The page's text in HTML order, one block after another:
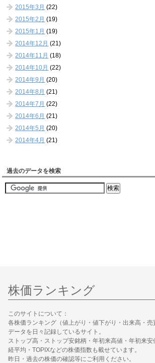
2015年3月 (22)
2015年2月 (19)
2015年1月 (19)
2014年12月 (21)
2014年11月 (18)
2014年10月 (22)
2014年9月 (20)
2014年8月 (21)
2014年7月 (22)
2014年6月 (21)
2014年5月 (20)
2014年4月 (21)
過去のデータを検索
株価ランキング
このサイトについて：
各株価ランキング（値上がり・値下がり・出来高・
データを日々記録しているサイト。
ストップ高・ストップ安銘柄・年初来高値・年初来安
経平均・TOPIXなどの株価指数も載せています。
昨日・過去の株価の確認等にご利用ください。